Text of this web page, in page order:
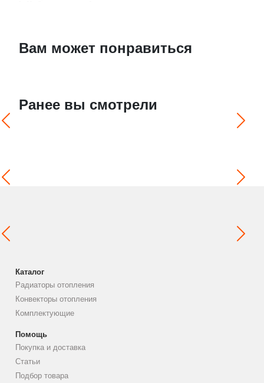
Вам может понравиться
Ранее вы смотрели
Каталог
Радиаторы отопления
Конвекторы отопления
Комплектующие
Помощь
Покупка и доставка
Статьи
Подбор товара